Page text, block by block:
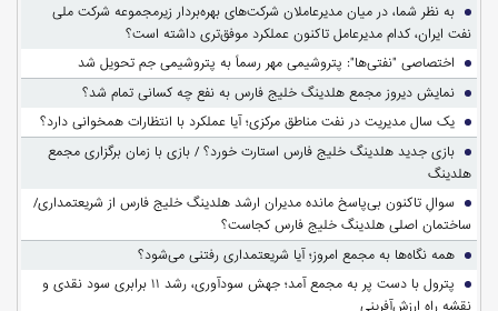
به نظر شما، در میان مدیرعاملان شرکت‌های بهره‌بردار زیرمجموعه شرکت ملی
نفت ایران، کدام مدیرعامل تاکنون عملکرد موفق‌تری داشته است؟
اختصاصی "نفتی‌ها": پتروشیمی مهر رسماً به پتروشیمی جم تحویل شد
نمایش دیروز مجمع هلدینگ خلیج فارس به نفع چه کسانی تمام شد؟
یک سال مدیریت در نفت مناطق مرکزی؛ آیا عملکرد با انتظارات همخوانی دارد؟
بازی جدید هلدینگ خلیج فارس استارت خورد؟ / بازی با زمان برگزاری مجمع
هلدینگ
سوالِ تاکنون بی‌پاسخ مانده مدیران ارشد هلدینگ خلیج فارس از شریعتمداری/
ساختمان اصلی هلدینگ خلیج فارس کجاست؟
همه نگاه‌ها به مجمع امروز؛ آیا شریعتمداری رفتنی می‌شود؟
پترول با دست پر به مجمع آمد؛ جهش سودآوری، رشد ۱۱ برابری سود نقدی و
نقشه راه ارزش‌آفرینی